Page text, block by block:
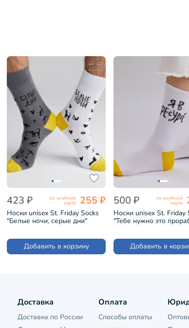
38-41
42-46
423 ₽ по клубной
карте 255 ₽
Носки unisex St. Friday Socks
"Белые ночи, серые дни"
Добавить в корзину
500 ₽ по клубной
карте
Носки unisex St. Friday
"Тебе нужно это
(sport23-1345-02/08/19)
Добавить в
Доставка
Доставка по России
Оплата
Способы оплаты